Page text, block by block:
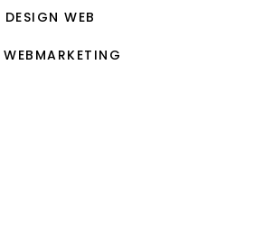
DESIGN WEB
WEBMARKETING